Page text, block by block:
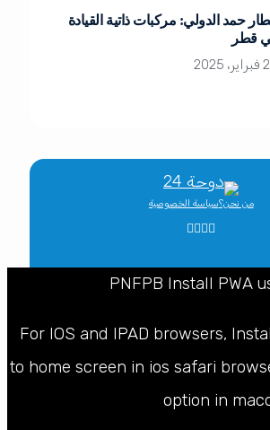
حمد الدولي: مركبات ذاتية القيادة
قطر
2025
من نحن؟سياسة الخصوصية
For IOS and IPAD browsers,
to home screen in ios safari
option in